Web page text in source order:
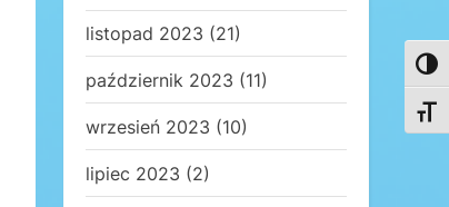
listopad 2023 (21)
październik 2023 (11)
wrzesień 2023 (10)
lipiec 2023 (2)